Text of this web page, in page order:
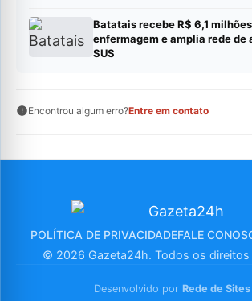
Batatais recebe R$ 6,1
enfermagem e amplia rede de
SUS
Encontrou algum erro?Entre em contato
POLÍTICA DE PRIVACIDADEFALE
© 2026 Gazeta24h. Todos os direitos
Desenvolvido por Rede de Sites